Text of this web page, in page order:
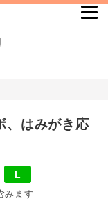
、はみがき応
L
みます